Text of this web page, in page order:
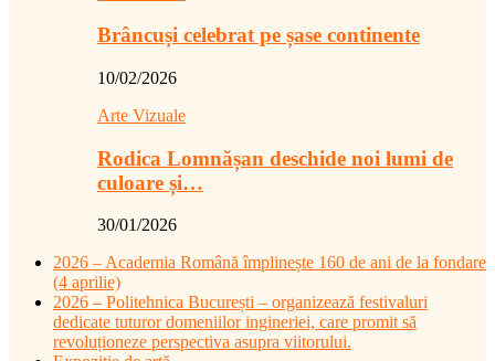
Brâncuși celebrat pe șase continente
10/02/2026
Arte Vizuale
Rodica Lomnășan deschide noi lumi de
culoare și…
30/01/2026
2026 – Academia Română împlinește 160 de ani de la fondare
(4 aprilie)
2026 – Politehnica București – organizează festivaluri
dedicate tuturor domeniilor ingineriei, care promit să
revoluționeze perspectiva asupra viitorului.